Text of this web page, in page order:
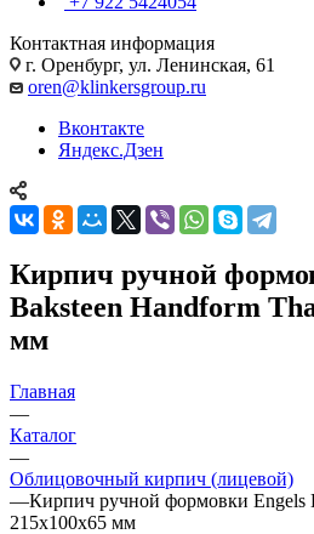
Контактная информация
г. Оренбург, ул. Ленинская, 61
oren@klinkersgroup.ru
Вконтакте
Яндекс.Дзен
Кирпич ручной
Baksteen Handform
мм
Главная
—
Каталог
—
Облицовочный кирпич (лицевой)
—Кирпич ручной формовки Engels
215х100х65 мм